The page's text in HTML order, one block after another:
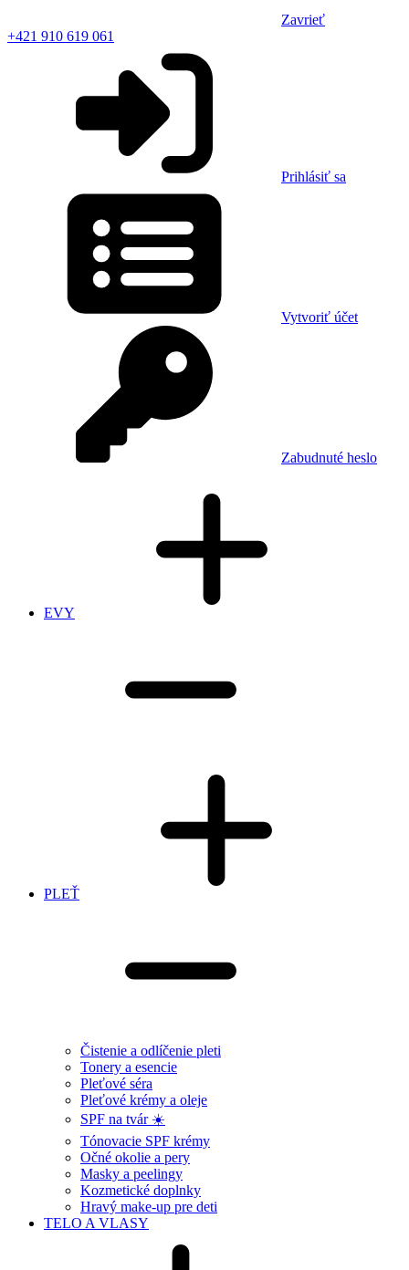
Zavrieť
+421 910 619 061
Prihlásiť sa
Vytvoriť účet
Zabudnuté heslo
EVY
PLEŤ
Čistenie a odlíčenie pleti
Tonery a esencie
Pleťové séra
Pleťové krémy a oleje
SPF na tvár ☀️
Tónovacie SPF krémy
Očné okolie a pery
Masky a peelingy
Kozmetické doplnky
Hravý make-up pre deti
TELO A VLASY